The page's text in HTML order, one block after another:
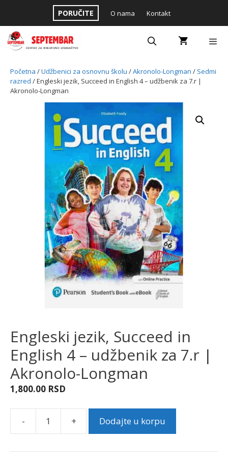
content
PORUČITE O nama Kontakt
Menu
Početna /Udžbenici za osnovnu školu /Akronolo-Longman / Sedmi
razred / Engleski jezik, Succeed in English 4 – udžbenik za 7.r |
Akronolo-Longman
Engleski jezik, Succeed in
English 4 – udžbenik za 7.r |
Akronolo-Longman
1,800.00 RSD
-
Engleski
Succeed
+ Dodajte u korpu